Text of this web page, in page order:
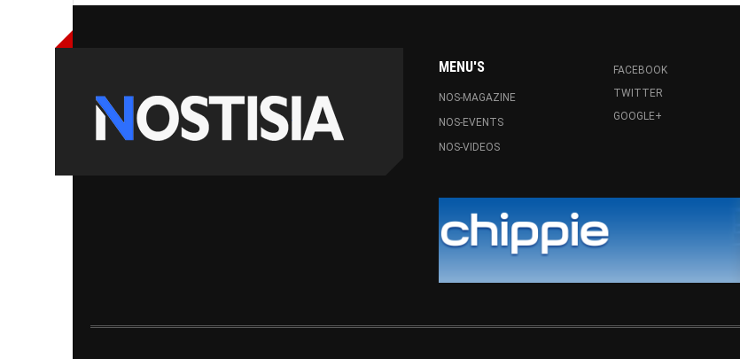
MENU'S
NOS-MAGAZINE
NOS-EVENTS
NOS-VIDEOS
FACEBOOK
TWITTER
GOOGLE+